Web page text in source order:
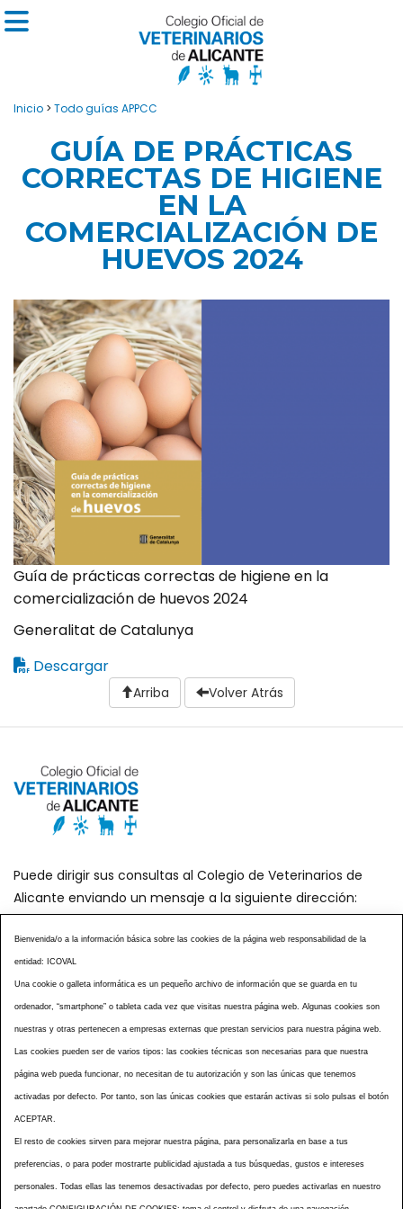
Inicio > Todo guías APPCC
GUÍA DE PRÁCTICAS
CORRECTAS DE HIGIENE
EN LA
COMERCIALIZACIÓN DE
HUEVOS 2024
Guía de prácticas correctas de higiene en la
comercialización de huevos 2024
Generalitat de Catalunya
Descargar
Arriba Volver Atrás
Puede dirigir sus consultas al Colegio de Veterinarios de
Alicante enviando un mensaje a la siguiente dirección:
secretaria@icoval.org
¿SABÍAS QUÉ?
CENTROS VETERINARIOS
TABLÓN ANUNCIOS
CURSOS Y EVENTOS
TÉRMINOS Y CONDICIONES
ESPECIAL COVID 19
NOTICIAS
ACCESIBILIDAD
AVISO LEGAL
POLÍTICA PRIVACIDAD
POLÍTICA DE COOKIES
NOTICIAS ICOVAL
NOTICIAS OCV
Bienvenida/o a la información básica sobre las cookies de la página web responsabilidad de la
entidad: ICOVAL
Una cookie o galleta informática es un pequeño archivo de información que se guarda en tu
ordenador, “smartphone” o tableta cada vez que visitas nuestra página web. Algunas cookies son
nuestras y otras pertenecen a empresas externas que prestan servicios para nuestra página web.
Las cookies pueden ser de varios tipos: las cookies técnicas son necesarias para que nuestra
página web pueda funcionar, no necesitan de tu autorización y son las únicas que tenemos
activadas por defecto. Por tanto, son las únicas cookies que estarán activas si solo pulsas el botón
ACEPTAR.
El resto de cookies sirven para mejorar nuestra página, para personalizarla en base a tus
preferencias, o para poder mostrarte publicidad ajustada a tus búsquedas, gustos e intereses
personales. Todas ellas las tenemos desactivadas por defecto, pero puedes activarlas en nuestro